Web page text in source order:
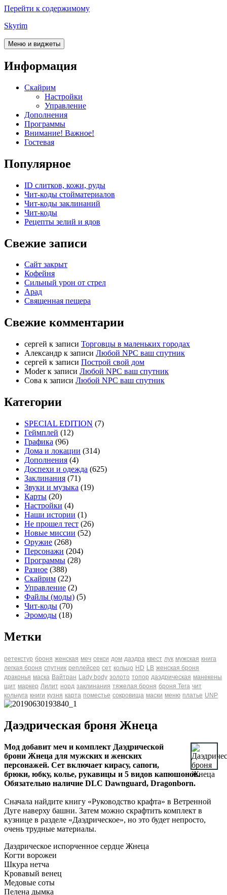
Перейти к содержимому
Skyrim
Меню и виджеты
Информация
Скайрим
Настройки
Управление
Дополнения
Программы
Внимание! Важное!
Гостевая
Популярное
ID слитков, кожи, руды
Чит-коды стойматериалов
Чит-коды заклинаний
Чит-коды
Рецепты зелий и ядов
Свежие записи
Сайт закрыт
Кофейня
Cильный урон от стрел
Арад
Священная пещера
Свежие комментарии
cергей к записи Торговцы в маленьких городах
Александр к записи Любой NPC ваш спутник
cергей к записи Построй свой дом
Moderк записи Любой NPC ваш спутник
Сова к записи Любой NPC ваш спутник
Категории
SPECIAL EDITION (7)
Геймплей (12)
Графика (96)
Дома и локации (314)
Дополнения (4)
Доспехи и одежда (625)
Заклинания (71)
Звуки и музыка (19)
Карты (20)
Настройки (4)
Наши истории (1)
Не прошел тест (26)
Новые миссии (52)
Оружие (268)
Персонажи (204)
Программы (28)
Разное (388)
Скайрим (22)
Управление (2)
Файлы (моды) (5)
Чит-коды (70)
Эромоды (18)
Метки
ретекстур броня женская меч секси дом даэдра квест лук мужская книга
легкая броня спутник реплейсер сет кольцо HD LB женская броня
драконья маска Вайтран Lady body золото топор даэдрическая манекены
щит маркер Лилит норд заклинания тяжелая броня броня Tera чит
кольчуга книги кузня карта поместье сокровища маски меню платье UNP
Даэдрическая броня Жнеца
Мод добавит меч и комплект Даэдрической
брони Жнеца для мужских и женских
персонажей. Сет включает кирасу, сапоги,
брюки, юбку, колье, рукавицы и 5 видов капюшонов.
Обязательно наличие DLC Dawnguard, Dragonborn.
Сначала найдите книгу «Руководство крафта» в Ветренной
Дуге наверху башни. Затем можно скрафтить комплект в
кузнице в разделе «Даэдрическое», но это будет непросто,
очень трудные материалы.
Даэдрическое испорченное сердце Жнеца
Когти ворожеи
Шкура нетча
Кровавый венец
Медовые соты
Пелена дымка